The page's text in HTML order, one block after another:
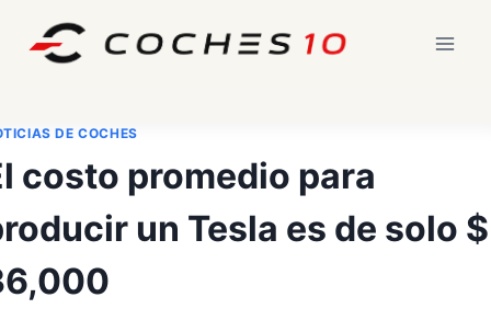
DE COCHES
costo promedio para
un Tesla es de solo $